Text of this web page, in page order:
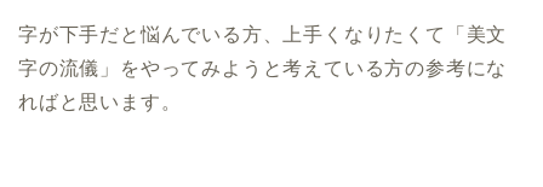
字が下手だと悩んでいる方、上手くなりたくて「美文
字の流儀」をやってみようと考えている方の参考にな
ればと思います。